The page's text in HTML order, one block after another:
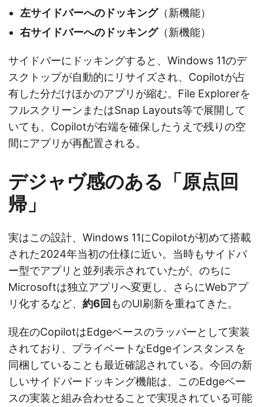
左サイドバーへのドッキング（新機能）
右サイドバーへのドッキング（新機能）
サイドバーにドッキングすると、Windows 11のデ
スクトップが自動的にリサイズされ、Copilotが占
有した分だけほかのアプリが縮む。File Explorerを
フルスクリーンまたはSnap Layouts等で展開して
いても、Copilotが右端を確保したうえで残りの空
間にアプリが再配置される。
デジャヴ感のある「原点回
帰」
実はこの設計、Windows 11にCopilotが初めて搭載
された2024年当初の仕様に近い。当時もサイドバ
ー型でアプリと並列表示されていたが、のちに
Microsoftは独立アプリへ変更し、さらにWebアプ
リ化するなど、 約6回 ものUI刷新を重ねてきた。
現在のCopilotはEdgeベースのラッパーとして実装
されており、プライベートなEdgeインスタンスを
同梱していることも最近確認されている。今回の新
しいサイドバードッキング機能は、このEdgeベー
スの実装と組み合わせることで実現されている可能